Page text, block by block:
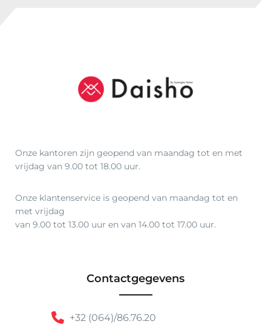
,
9
.
Onze kantoren zijn geopend van maandag tot en met
vrijdag van 9.00 tot 18.00 uur.
Onze klantenservice is geopend van maandag tot en
met vrijdag
van 9.00 tot 13.00 uur en van 14.00 tot 17.00 uur.
Contactgegevens
+32 (064)/86.76.20